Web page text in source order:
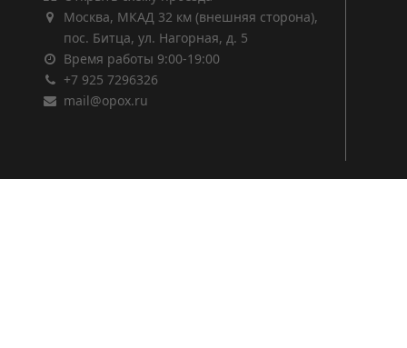
Москва, МКАД 32 км (внешняя сторона),
пос. Битца, ул. Нагорная, д. 5
Время работы 9:00-19:00
+7 925 7296326
mail@opox.ru